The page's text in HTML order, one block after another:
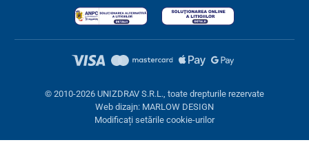
© 2010-2026 UNIZDRAV S.R.L., toate drepturile rezervate
Web dizajn: MARLOW DESIGN
Modificați setările cookie-urilor